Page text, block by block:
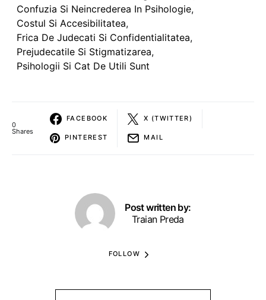
Confuzia Si Neincrederea In Psihologie,
Costul Si Accesibilitatea,
Frica De Judecati Si Confidentialitatea,
Prejudecatile Si Stigmatizarea,
Psihologii Si Cat De Utili Sunt
0
Shares
FACEBOOK X (TWITTER)
PINTEREST MAIL
Post written by:
Traian Preda
FOLLOW